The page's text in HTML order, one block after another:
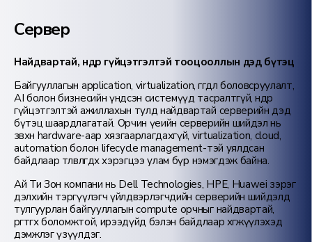
Сервер
Найдвартай, өндөр гүйцэтгэлтэй тооцооллын дэд бүтэц
Байгууллагын application, virtualization, өгөгдөл боловсруулалт,
AI болон бизнесийн үндсэн системүүд тасралтгүй, өндөр
гүйцэтгэлтэй ажиллахын тулд найдвартай серверийн дэд
бүтэц шаардлагатай. Орчин үеийн серверийн шийдэл нь
зөвхөн hardware-аар хязгаарлагдахгүй, virtualization, cloud,
automation болон lifecycle management-тэй уялдсан
байдлаар төлөвлөгдөх хэрэгцээ улам бүр нэмэгдэж байна.
Ай Ти Зон компани нь Dell Technologies, HPE, Huawei зэрэг
дэлхийн тэргүүлэгч үйлдвэрлэгчдийн серверийн шийдэлд
тулгуурлан байгууллагын compute орчныг найдвартай,
өргөтгөх боломжтой, ирээдүйд бэлэн байдлаар хөгжүүлэхэд
дэмжлэг үзүүлдэг.